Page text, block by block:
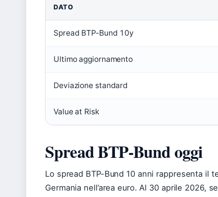
DATO
Spread BTP-Bund 10y
Ultimo aggiornamento
Deviazione standard
Value at Risk
Spread BTP-Bund oggi
Lo spread BTP-Bund 10 anni rappresenta il
Germania nell’area euro. Al 30 aprile 2026,